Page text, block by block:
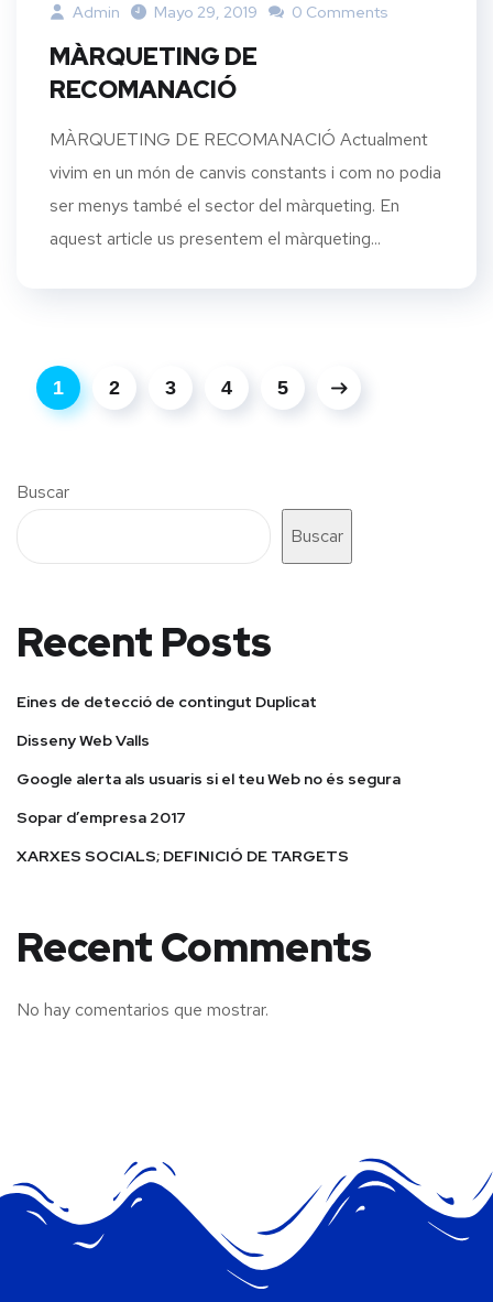
Admin Mayo 29, 2019 0 Comments
MÀRQUETING DE
RECOMANACIÓ
MÀRQUETING DE RECOMANACIÓ Actualment
vivim en un món de canvis constants i com no podia
ser menys també el sector del màrqueting. En
aquest article us presentem el màrqueting...
1 2 3 4 5
Buscar
Buscar
Recent Posts
Eines de detecció de contingut Duplicat
Disseny Web Valls
Google alerta als usuaris si el teu Web no és segura
Sopar d’empresa 2017
XARXES SOCIALS; DEFINICIÓ DE TARGETS
Recent Comments
No hay comentarios que mostrar.